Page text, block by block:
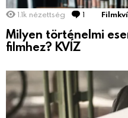
1.1k nézettség 1 Comment
Milyen történelmi
filmhez? KVÍZ